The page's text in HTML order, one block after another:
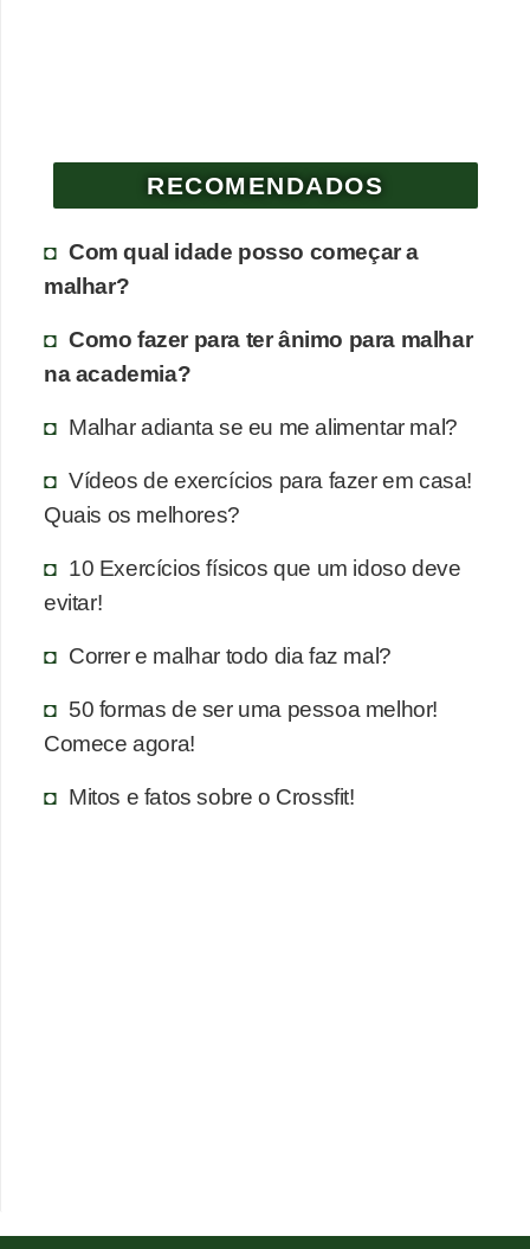
RECOMENDADOS
Com qual idade posso começar a
malhar?
Como fazer para ter ânimo para malhar
na academia?
Malhar adianta se eu me alimentar mal?
Vídeos de exercícios para fazer em casa!
Quais os melhores?
10 Exercícios físicos que um idoso deve
evitar!
Correr e malhar todo dia faz mal?
50 formas de ser uma pessoa melhor!
Comece agora!
Mitos e fatos sobre o Crossfit!